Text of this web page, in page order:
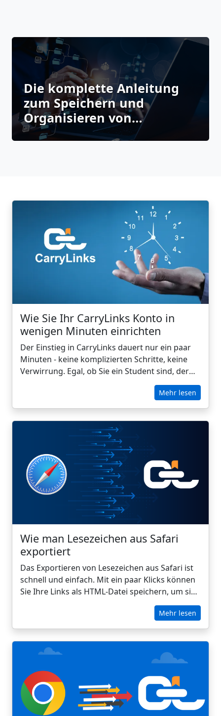
Die komplette Anleitung
zum Speichern und
Organisieren von
Lesezeichen mit CarryLinks
Wie Sie Ihr CarryLinks Konto in
wenigen Minuten einrichten
Der Einstieg in CarryLinks dauert nur ein paar
Minuten - keine komplizierten Schritte, keine
Verwirrung. Egal, ob Sie ein Student sind, der
seine Recherchen organisiert, ein Berufstätiger,
der seine Arbeitsressourcen verwaltet, oder
einfach jemand, der alle Lesezeichen
geräteübergreifend synchronisieren möchte,
CarryLinks macht die Kontoeinrichtung schnell
und mühelos. In dieser Anleitung führen wir Sie
Schritt für Schritt durch die Einrichtung Ihres
CarryLinks-Kontos, damit Sie Ihre Links jederzeit
und überall speichern, organisieren und
abrufen können.
Mehr lesen
Wie man Lesezeichen aus Safari
exportiert
Das Exportieren von Lesezeichen aus Safari ist
schnell und einfach. Mit ein paar Klicks können
Sie Ihre Links als HTML-Datei speichern, um sie
zu sichern, in einen anderen Browser zu
verschieben oder in CarryLinks zu importieren,
um sie besser zu organisieren und über alle
Geräte hinweg abzurufen.
Mehr lesen